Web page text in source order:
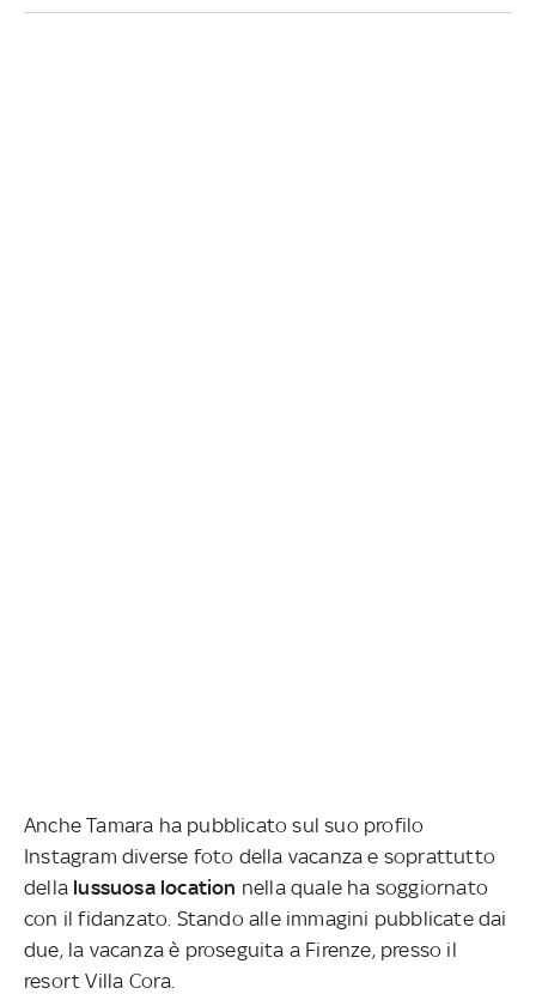
Anche Tamara ha pubblicato sul suo profilo
Instagram diverse foto della vacanza e soprattutto
della lussuosa location nella quale ha soggiornato
con il fidanzato. Stando alle immagini pubblicate dai
due, la vacanza è proseguita a Firenze, presso il
resort Villa Cora.